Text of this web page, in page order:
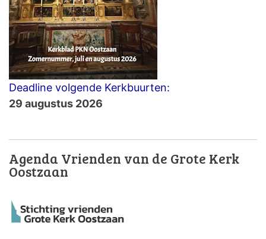
Deadline volgende Kerkbuurten:
29 augustus 2026
Agenda Vrienden van de Grote Kerk
Oostzaan